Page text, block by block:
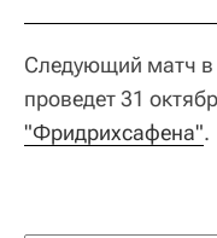
Следующий матч в
проведет 31
"Фридрихсафена".